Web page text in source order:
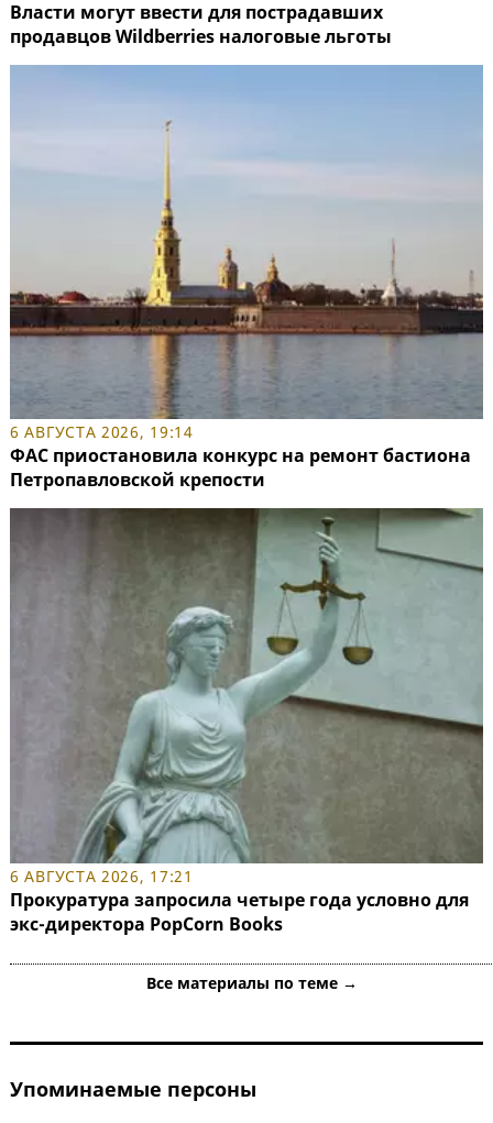
Власти могут ввести для пострадавших
продавцов Wildberries налоговые льготы
6 АВГУСТА 2026, 19:14
ФАС приостановила конкурс на ремонт бастиона
Петропавловской крепости
6 АВГУСТА 2026, 17:21
Прокуратура запросила четыре года условно для
экс-директора PopCorn Books
Все материалы по теме →
Упоминаемые персоны